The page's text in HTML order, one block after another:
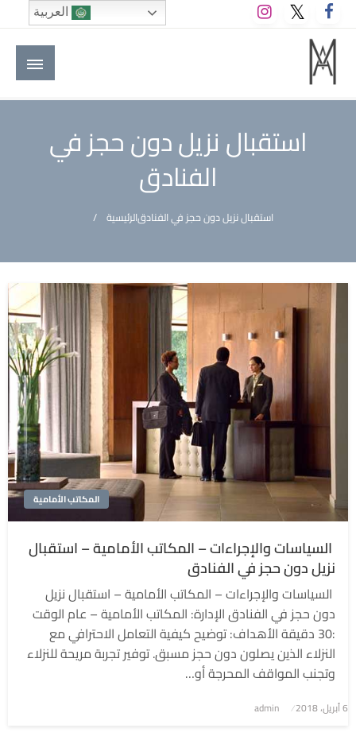
التخطي
إلى
المحتوى
M A hotels | إم ايه هوتيلز
الموقع الأول للعاملين في الفنادق في العالم العربي
استقبال نزيل دون حجز في
الفنادق
الرئيسيةاستقبال نزيل دون حجز في الفنادق
المكاتب الأمامية
السياسات والإجراءات – المكاتب الأمامية – استقبال
نزيل دون حجز في الفنادق
السياسات والإجراءات – المكاتب الأمامية – استقبال نزيل
دون حجز في الفنادق الإدارة: المكاتب الأمامية – عام الوقت
:30 دقيقة الأهداف: توضيح كيفية التعامل الاحترافي مع
النزلاء الذين يصلون دون حجز مسبق. توفير تجربة مريحة للنزلاء
وتجنب المواقف المحرجة أو…
نُشر
6 أبريل، 2018 admin
العربية